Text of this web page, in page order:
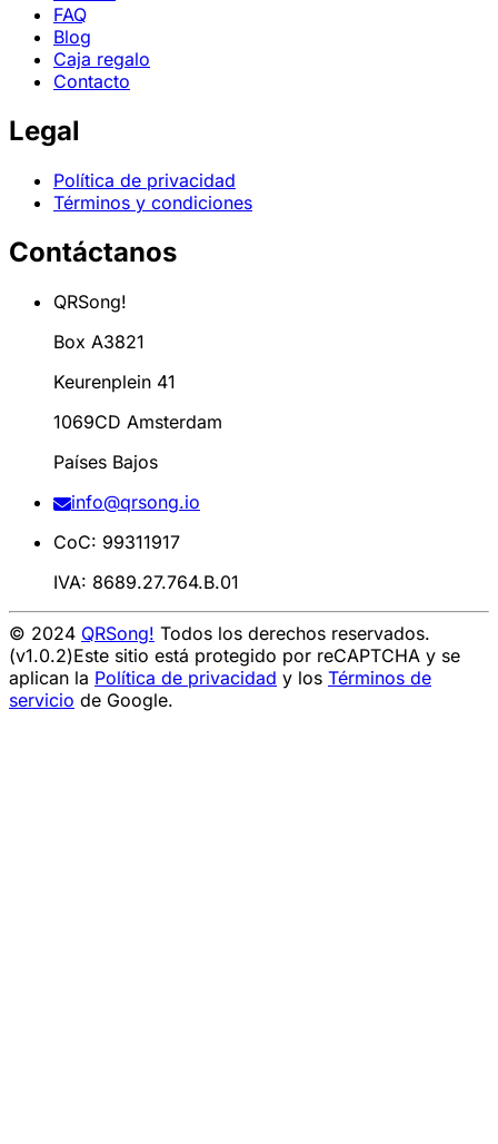
FAQ
Blog
Caja regalo
Contacto
Legal
Política de privacidad
Términos y condiciones
Contáctanos
QRSong!
Box A3821
Keurenplein 41
1069CD Amsterdam
Países Bajos
info@qrsong.io
CoC: 99311917
IVA: 8689.27.764.B.01
© 2024 QRSong! Todos los derechos reservados.
(v1.0.2)Este sitio está protegido por reCAPTCHA y se
aplican la Política de privacidad y los Términos de
servicio de Google.